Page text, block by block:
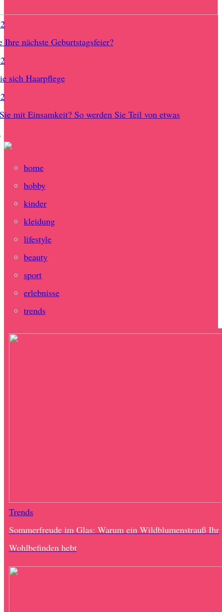
Ihre nächste Geburtstagsfeier?
sich Haarpflege
mit Einsamkeit? So werden Sie Teil von etwas
home
hobby
kinder
kleidung
lifestyle
beauty
sport
erlebnisse
trends
Trends
Sommerfreude im Glas: Warum ein Wildblumenstrauß Ihr
Wohlbefinden hebt